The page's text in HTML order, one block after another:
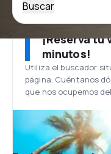
Buscar
¡Reserva tu
minutos!
Utiliza el buscador
página. Cuéntanos
que nos ocupemos